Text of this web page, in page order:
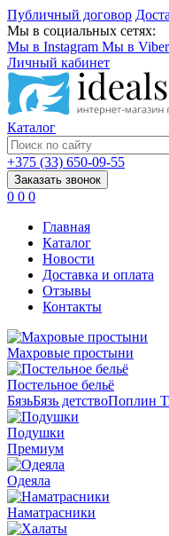
Публичный договор
Мы в социальных сетях:
Мы в Instagram Мы в Viber
Личный кабинет
Каталог
+375 (33) 650-09-55
Заказать звонок
0 0 0
Главная
Каталог
Новости
Доставка и оплата
Отзывы
Контакты
Махровые простыни
Постельное бельё
БязьБязь детствоПоплин
Подушки
Премиум
Одеяла
Наматрасники